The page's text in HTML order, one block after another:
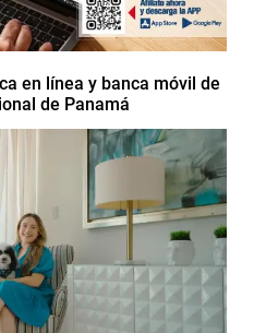
en línea y banca móvil de
de Panamá